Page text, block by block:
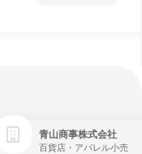
青山商事株式会社
百貨店・アパレル小売